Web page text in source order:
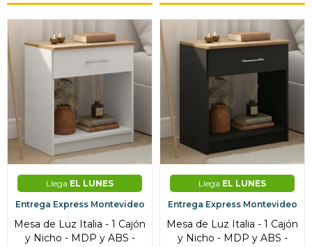
Llega EL LUNES
Entrega Express Montevideo
Mesa de Luz Italia - 1 Cajón
y Nicho - MDP y ABS -
Llega EL LUNES
Entrega Express Montevideo
Mesa de Luz Italia - 1 Cajón
y Nicho - MDP y ABS -
¡Sumate a la forma más ágil de
comprar!
Comprá en 3 cuotas sin recargo o hasta en
12 cuotas * ¡Solo con tu cédula!
* sujeto aprobación crediticia.